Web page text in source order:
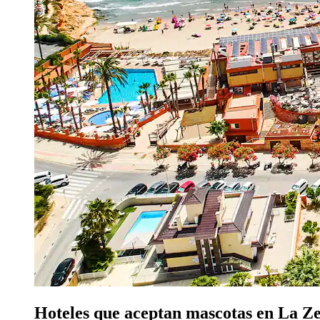
Hoteles que aceptan mascotas en La